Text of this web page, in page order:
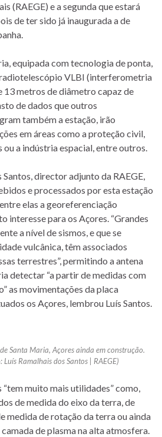
(RAEGE) e a segunda que estará
de ter sido já inaugurada a de
equipada com tecnologia de ponta,
radiotelescópio VLBI (interferometria
13 metros de diâmetro capaz de
de dados que outros
também a estação, irão
em áreas como a proteção civil,
a indústria espacial, entre outros.
director adjunto da RAEGE,
e processados por esta estação
elas a georeferenciação
interesse para os Açores. “Grandes
a nível de sismos, e que se
vulcânica, têm associados
terrestres”, permitindo a antena
detectar “a partir de medidas com
as movimentações da placa
os Açores, lembrou Luís Santos.
Santa Maria, Açores ainda em construção.
Luís Ramalhais dos Santos | RAEGE)
“tem muito mais utilidades” como,
de medida do eixo da terra, de
medida de rotação da terra ou ainda
de plasma na alta atmosfera.